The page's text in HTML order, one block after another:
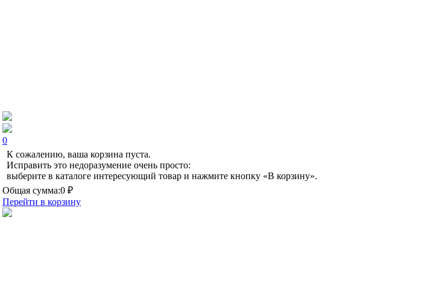
0
К сожалению, ваша корзина пуста.
Исправить это недоразумение очень просто:
выберите в каталоге интересующий товар и нажмите кнопку «В корзину».
Общая сумма:0 ₽
Перейти в корзину